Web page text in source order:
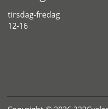
tirsdag-fredag
12-16